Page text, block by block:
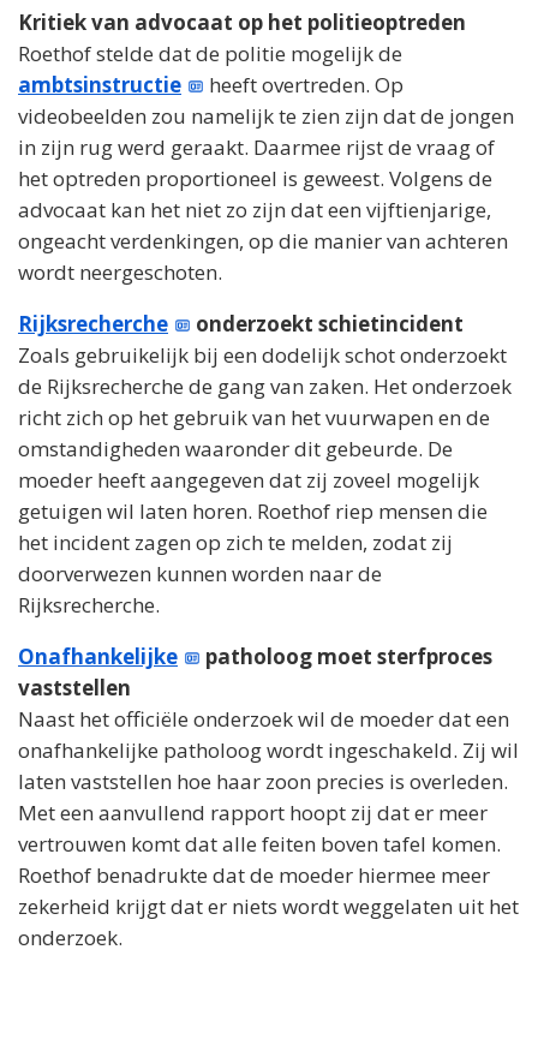
Kritiek van advocaat op het politieoptreden
Roethof stelde dat de politie mogelijk de
ambtsinstructie
heeft overtreden. Op
videobeelden zou namelijk te zien zijn dat de jongen
in zijn rug werd geraakt. Daarmee rijst de vraag of
het optreden proportioneel is geweest. Volgens de
advocaat kan het niet zo zijn dat een vijftienjarige,
ongeacht verdenkingen, op die manier van achteren
wordt neergeschoten.
Rijksrecherche
onderzoekt schietincident
Zoals gebruikelijk bij een dodelijk schot onderzoekt
de Rijksrecherche de gang van zaken. Het onderzoek
richt zich op het gebruik van het vuurwapen en de
omstandigheden waaronder dit gebeurde. De
moeder heeft aangegeven dat zij zoveel mogelijk
getuigen wil laten horen. Roethof riep mensen die
het incident zagen op zich te melden, zodat zij
doorverwezen kunnen worden naar de
Rijksrecherche.
Onafhankelijke
patholoog moet sterfproces
vaststellen
Naast het officiële onderzoek wil de moeder dat een
onafhankelijke patholoog wordt ingeschakeld. Zij wil
laten vaststellen hoe haar zoon precies is overleden.
Met een aanvullend rapport hoopt zij dat er meer
vertrouwen komt dat alle feiten boven tafel komen.
Roethof benadrukte dat de moeder hiermee meer
zekerheid krijgt dat er niets wordt weggelaten uit het
onderzoek.